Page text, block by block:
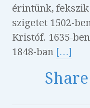
érintünk,
szigetet 1502-
Kristóf. 1635-
1848-ban […]
Share